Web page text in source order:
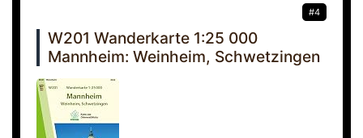
#4
W201 Wanderkarte 1:25 000
Mannheim: Weinheim, Schwetzingen